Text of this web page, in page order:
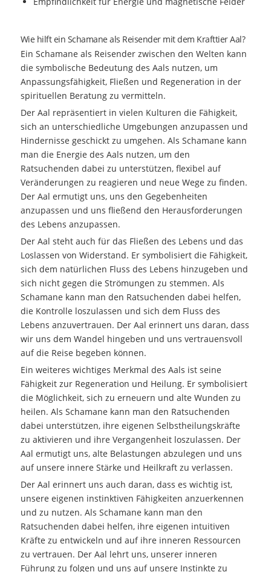
Wie hilft ein Schamane als Reisender mit dem Krafttier Aal?
Ein Schamane als Reisender zwischen den Welten kann
die symbolische Bedeutung des Aals nutzen, um
Anpassungsfähigkeit, Fließen und Regeneration in der
spirituellen Beratung zu vermitteln.
Der Aal repräsentiert in vielen Kulturen die Fähigkeit,
sich an unterschiedliche Umgebungen anzupassen und
Hindernisse geschickt zu umgehen. Als Schamane kann
man die Energie des Aals nutzen, um den
Ratsuchenden dabei zu unterstützen, flexibel auf
Veränderungen zu reagieren und neue Wege zu finden.
Der Aal ermutigt uns, uns den Gegebenheiten
anzupassen und uns fließend den Herausforderungen
des Lebens anzupassen.
Der Aal steht auch für das Fließen des Lebens und das
Loslassen von Widerstand. Er symbolisiert die Fähigkeit,
sich dem natürlichen Fluss des Lebens hinzugeben und
sich nicht gegen die Strömungen zu stemmen. Als
Schamane kann man den Ratsuchenden dabei helfen,
die Kontrolle loszulassen und sich dem Fluss des
Lebens anzuvertrauen. Der Aal erinnert uns daran, dass
wir uns dem Wandel hingeben und uns vertrauensvoll
auf die Reise begeben können.
Ein weiteres wichtiges Merkmal des Aals ist seine
Fähigkeit zur Regeneration und Heilung. Er symbolisiert
die Möglichkeit, sich zu erneuern und alte Wunden zu
heilen. Als Schamane kann man den Ratsuchenden
dabei unterstützen, ihre eigenen Selbstheilungskräfte
zu aktivieren und ihre Vergangenheit loszulassen. Der
Aal ermutigt uns, alte Belastungen abzulegen und uns
auf unsere innere Stärke und Heilkraft zu verlassen.
Der Aal erinnert uns auch daran, dass es wichtig ist,
unsere eigenen instinktiven Fähigkeiten anzuerkennen
und zu nutzen. Als Schamane kann man den
Ratsuchenden dabei helfen, ihre eigenen intuitiven
Kräfte zu entwickeln und auf ihre inneren Ressourcen
zu vertrauen. Der Aal lehrt uns, unserer inneren
Führung zu folgen und uns auf unsere Instinkte zu